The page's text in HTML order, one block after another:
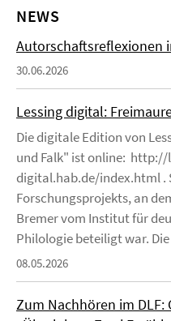
NEWS
Autorschaftsreflexionen
30.06.2026
Lessing digital:
Die digitale Edition von
und Falk" ist online: http://
digital.hab.de/index.html .
Forschungsprojekts, an
Bremer vom Institut für
Philologie beteiligt war. Die
08.05.2026
Zum Nachhören im DLF: